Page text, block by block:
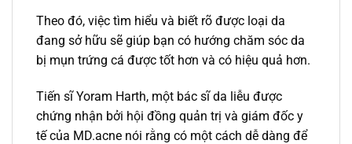
Theo đó, việc tìm hiểu và biết rõ được loại da
đang sở hữu sẽ giúp bạn có hướng chăm sóc da
bị mụn trứng cá được tốt hơn và có hiệu quả hơn.
Tiến sĩ Yoram Harth, một bác sĩ da liễu được
chứng nhận bởi hội đồng quản trị và giám đốc y
tế của MD.acne nói rằng có một cách dễ dàng để